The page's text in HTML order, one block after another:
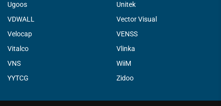
Ugoos
Unitek
VDWALL
Vector Visual
Velocap
VENSS
Vitalco
Vlinka
VNS
WiiM
YYTCG
Zidoo